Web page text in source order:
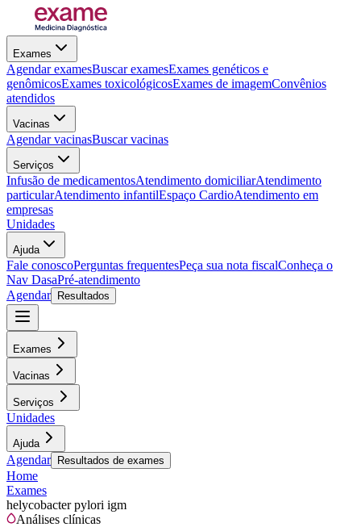
Exames
Agendar examesBuscar examesExames genéticos e
genômicosExames toxicológicosExames de imagemConvênios
atendidos
Vacinas
Agendar vacinasBuscar vacinas
Serviços
Infusão de medicamentosAtendimento domiciliarAtendimento
particularAtendimento infantilEspaço CardioAtendimento em
empresas
Unidades
Ajuda
Fale conoscoPerguntas frequentesPeça sua nota fiscalConheça o
Nav DasaPré-atendimento
Agendar
Resultados
Exames
Vacinas
Serviços
Unidades
Ajuda
Agendar Resultados de exames
Home
Exames
helycobacter pylori igm
Análises clínicas